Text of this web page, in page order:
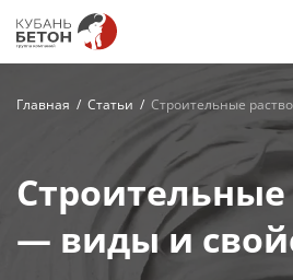
Главная Статьи Строительные
— виды и